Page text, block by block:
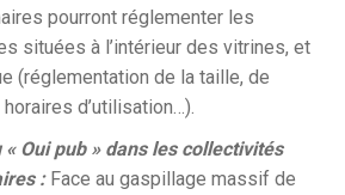
pourront réglementer les
situées à l’intérieur des vitrines, et
(réglementation de la taille, de
d’utilisation…).
Oui pub » dans les collectivités
: Face au gaspillage massif de